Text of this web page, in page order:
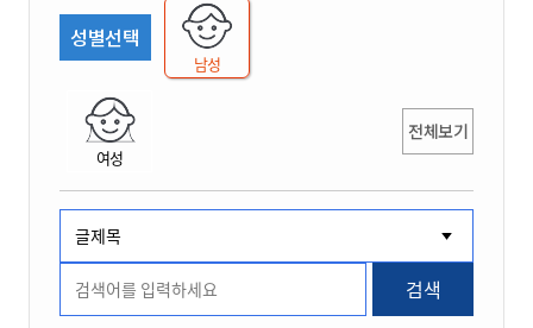
성별선택
남성
여성
전체보기
검색